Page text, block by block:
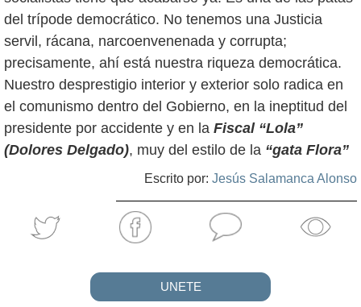
del trípode democrático. No tenemos una Justicia
servil, rácana, narcoenvenenada y corrupta;
precisamente, ahí está nuestra riqueza democrática.
Nuestro desprestigio interior y exterior solo radica en
el comunismo dentro del Gobierno, en la ineptitud del
presidente por accidente y en la Fiscal “Lola”
(Dolores Delgado), muy del estilo de la “gata Flora”
Escrito por: Jesús Salamanca Alonso
UNETE